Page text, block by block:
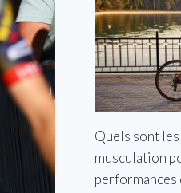
Quels sont
musculation
performances